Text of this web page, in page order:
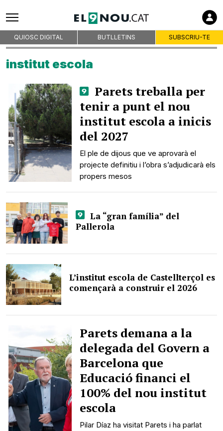
QUIOSC DIGITAL BUTLLETINS SUBSCRIU-TE
institut escola
Parets treballa per
tenir a punt el nou
institut escola a inicis
del 2027
El ple de dijous que ve aprovarà el
projecte definitiu i l’obra s’adjudicarà els
propers mesos
La “gran família” del
Pallerola
L’institut escola de Castellterçol es
començarà a construir el 2026
Parets demana a la
delegada del Govern a
Barcelona que
Educació financi el
100% del nou institut
escola
Pilar Díaz ha visitat Parets i ha parlat